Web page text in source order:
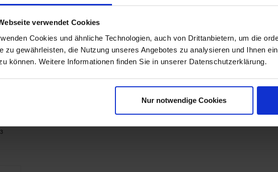
verwendet Cookies
Cookies und ähnliche Technologien, auch von Drittanbietern, um die
zu gewährleisten, die Nutzung unseres Angebotes zu analysieren und Ihnen
können. Weitere Informationen finden Sie in unserer Datenschutzerklärung.
Nur notwendige Cookies